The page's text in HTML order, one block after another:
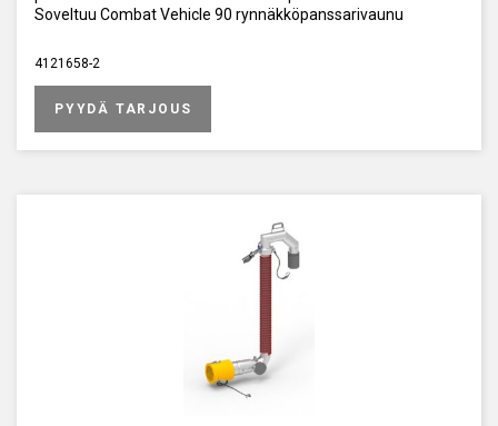
Soveltuu Combat Vehicle 90 rynnäkköpanssarivaunu
4121658-2
PYYDÄ TARJOUS